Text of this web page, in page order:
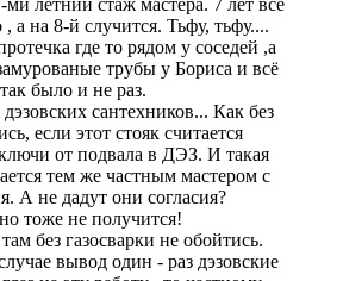
а на 8-й случится. Тьфу, тьфу....
где то рядом у соседей ,а
трубы у Бориса и всё
было и не раз.
сантехников... Как без
если этот стояк считается
от подвала в ДЭЗ. И такая
тем же частным мастером с
А не дадут они согласия?
тоже не получится!
без газосварки не обойтись.
вывод один - раз дэзовские